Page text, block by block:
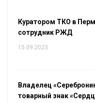
Куратором ТКО в
сотрудник РЖД
15.09.2023
Владелец
товарный знак